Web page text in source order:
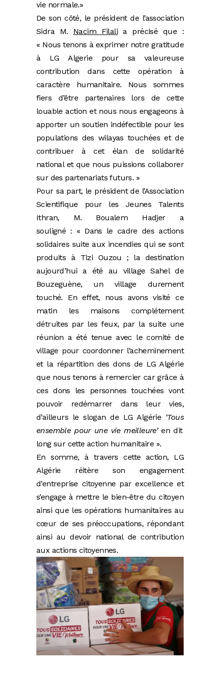
vie normale.»
De son côté, le président de l’association
Sidra M. Nacim Filalia précisé que :
« Nous tenons à exprimer notre gratitude
à LG Algerie pour sa valeureuse
contribution dans cette opération à
caractère humanitaire. Nous sommes
fiers d’être partenaires lors de cette
louable action et nous nous engageons à
apporter un soutien indéfectible pour les
populations des wilayas touchées et de
contribuer à cet élan de solidarité
national et que nous puissions collaborer
sur des partenariats futurs. »
Pour sa part, le président de l’Association
Scientifique pour les Jeunes Talents
Ithran, M. Boualem Hadjer a
souligné : « Dans le cadre des actions
solidaires suite aux incendies qui se sont
produits à Tizi Ouzou ; la destination
aujourd’hui a été au village Sahel de
Bouzeguène, un village durement
touché. En effet, nous avons visité ce
matin les maisons complétement
détruites par les feux, par la suite une
réunion a été tenue avec le comité de
village pour coordonner l’acheminement
et la répartition des dons de LG Algérie
que nous tenons à remercier car grâce à
ces dons les personnes touchées vont
pouvoir redémarrer dans leur vies,
d’ailleurs le slogan de LG Algérie ‘Tous
ensemble pour une vie meilleure’en dit
long sur cette action humanitaire ».
En somme, à travers cette action, LG
Algérie réitère son engagement
d’entreprise citoyenne par excellence et
s’engage à mettre le bien-être du citoyen
ainsi que les opérations humanitaires au
cœur de ses préoccupations, répondant
ainsi au devoir national de contribution
aux actions citoyennes.